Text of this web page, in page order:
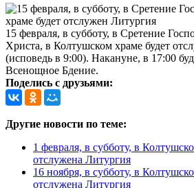
15 февраля, в субботу, в Сретение
Христа, в Колтушском храме будет
(исповедь в 9:00). Накануне, в 17:00
Всенощное Бдение.
Поделись с друзьями:
Другие новости по теме:
1 февраля, в субботу, в
отслужена Литургия
16 ноября, в субботу, в
отслужена Литургия